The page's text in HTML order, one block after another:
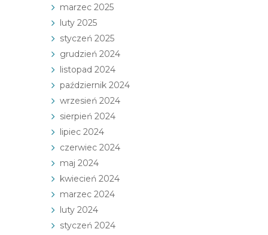
marzec 2025
luty 2025
styczeń 2025
grudzień 2024
listopad 2024
październik 2024
wrzesień 2024
sierpień 2024
lipiec 2024
czerwiec 2024
maj 2024
kwiecień 2024
marzec 2024
luty 2024
styczeń 2024